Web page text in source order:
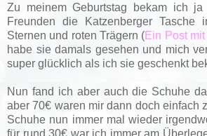
Zu meinem Geburtstag bekam ich
Freunden die Katzenberger
Sternen und roten Trägern (Ein Post
habe sie damals gesehen und mich
super glücklich als ich sie geschenkt
Nun fand ich aber auch die Schuhe
aber 70€ waren mir dann doch einfach
Schuhe nun immer mal wieder
für rund 30€ war ich immer am